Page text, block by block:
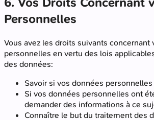
Personnelles
Vous avez les droits suivants concernant
personnelles en vertu des lois
des données:
Savoir si vos données
Si vos données personnelles ont
demander des informations à ce
Connaître le but du traitement des